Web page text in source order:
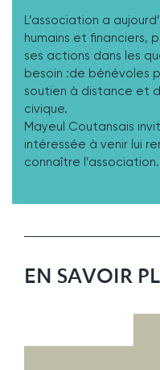
L’association a
humains et financiers,
ses actions dans les
besoin :de bénévoles
soutien à distance et
civique.
Mayeul Coutansais
intéressée à venir lui
connaître l’association.
EN SAVOIR